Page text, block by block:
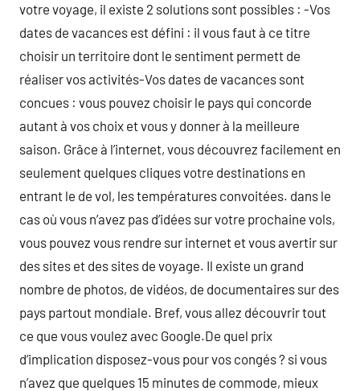
votre voyage, il existe 2 solutions sont possibles : -Vos
dates de vacances est défini : il vous faut à ce titre
choisir un territoire dont le sentiment permett de
réaliser vos activités-Vos dates de vacances sont
concues : vous pouvez choisir le pays qui concorde
autant à vos choix et vous y donner à la meilleure
saison. Grâce à l’internet, vous découvrez facilement en
seulement quelques cliques votre destinations en
entrant le de vol, les températures convoitées. dans le
cas où vous n’avez pas d’idées sur votre prochaine vols,
vous pouvez vous rendre sur internet et vous avertir sur
des sites et des sites de voyage. Il existe un grand
nombre de photos, de vidéos, de documentaires sur des
pays partout mondiale. Bref, vous allez découvrir tout
ce que vous voulez avec Google.De quel prix
d’implication disposez-vous pour vos congés ? si vous
n’avez que quelques 15 minutes de commode, mieux